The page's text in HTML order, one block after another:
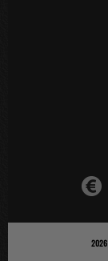
2026